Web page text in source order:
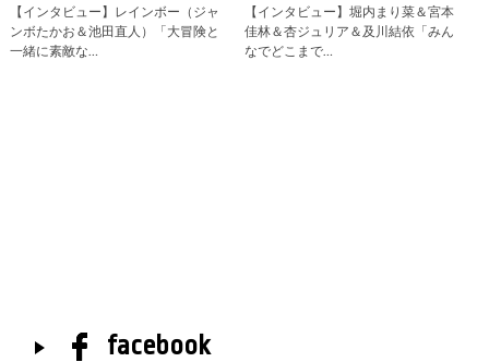
【インタビュー】レインボー（ジャ
ンボたかお＆池田直人）「大冒険と
一緒に素敵な…
【インタビュー】堀内まり菜＆宮本
佳林＆杏ジュリア＆及川結依「みん
なでどこまで…
facebook